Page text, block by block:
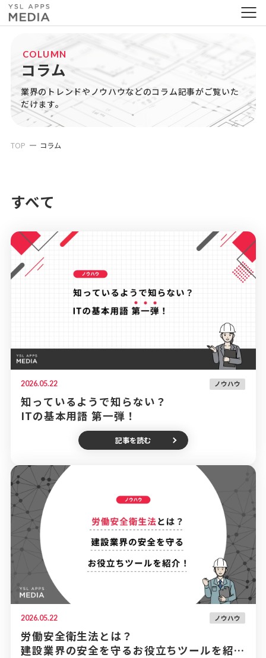
COLUMN
コラム
業界のトレンドやノウハウなどのコラム記事がご覧いた
だけます。
TOP コラム
すべて
2026.05.22 ノウハウ
知っているようで知らない？
ITの基本用語 第一弾！
記事を読む
2026.05.22 ノウハウ
労働安全衛生法とは？
建設業界の安全を守るお役立ちツールを紹